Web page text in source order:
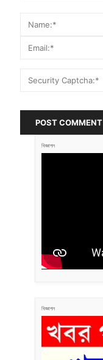
POST COMMENT
বিজ্ঞাপন
বিজ্ঞাপন